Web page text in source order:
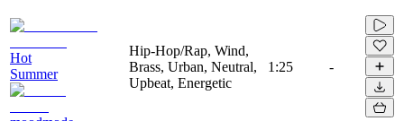
Hot
Summer
Hip-Hop/Rap, Wind,
Brass, Urban, Neutral,
Upbeat, Energetic
1:25 -